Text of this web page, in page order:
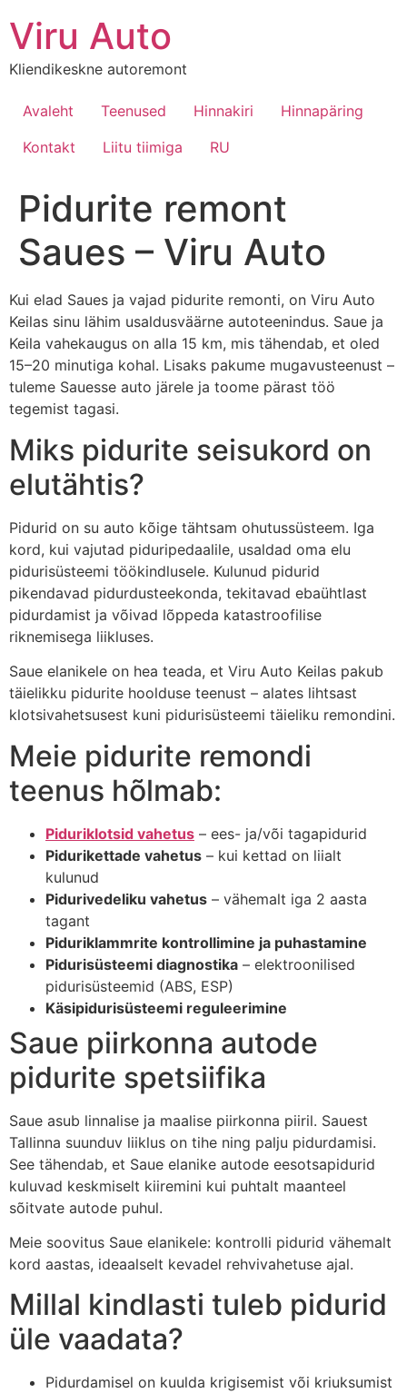
Viru Auto
Kliendikeskne autoremont
Avaleht Teenused Hinnakiri
Hinnapäring
Kontakt
Liitu tiimiga RU
Pidurite remont
Saues – Viru Auto
Kui elad Saues ja vajad pidurite remonti, on Viru Auto
Keilas sinu lähim usaldusväärne autoteenindus. Saue ja
Keila vahekaugus on alla 15 km, mis tähendab, et oled
15–20 minutiga kohal. Lisaks pakume mugavusteenust –
tuleme Sauesse auto järele ja toome pärast töö
tegemist tagasi.
Miks pidurite seisukord on
elutähtis?
Pidurid on su auto kõige tähtsam ohutussüsteem. Iga
kord, kui vajutad piduripedaalile, usaldad oma elu
pidurisüsteemi töökindlusele. Kulunud pidurid
pikendavad pidurdusteekonda, tekitavad ebaühtlast
pidurdamist ja võivad lõppeda katastroofilise
riknemisega liikluses.
Saue elanikele on hea teada, et Viru Auto Keilas pakub
täielikku pidurite hoolduse teenust – alates lihtsast
klotsivahetsusest kuni pidurisüsteemi täieliku remondini.
Meie pidurite remondi
teenus hõlmab:
Piduriklotsid vahetus – ees- ja/või tagapidurid
Pidurikettade vahetus – kui kettad on liialt
kulunud
Pidurivedeliku vahetus – vähemalt iga 2 aasta
tagant
Piduriklammrite kontrollimine ja puhastamine
Pidurisüsteemi diagnostika – elektroonilised
pidurisüsteemid (ABS, ESP)
Käsipidurisüsteemi reguleerimine
Saue piirkonna autode
pidurite spetsiifika
Saue asub linnalise ja maalise piirkonna piiril. Sauest
Tallinna suunduv liiklus on tihe ning palju pidurdamisi.
See tähendab, et Saue elanike autode eesotsapidurid
kuluvad keskmiselt kiiremini kui puhtalt maanteel
sõitvate autode puhul.
Meie soovitus Saue elanikele: kontrolli pidurid vähemalt
kord aastas, ideaalselt kevadel rehvivahetuse ajal.
Millal kindlasti tuleb pidurid
üle vaadata?
Pidurdamisel on kuulda krigisemist või kriuksumist